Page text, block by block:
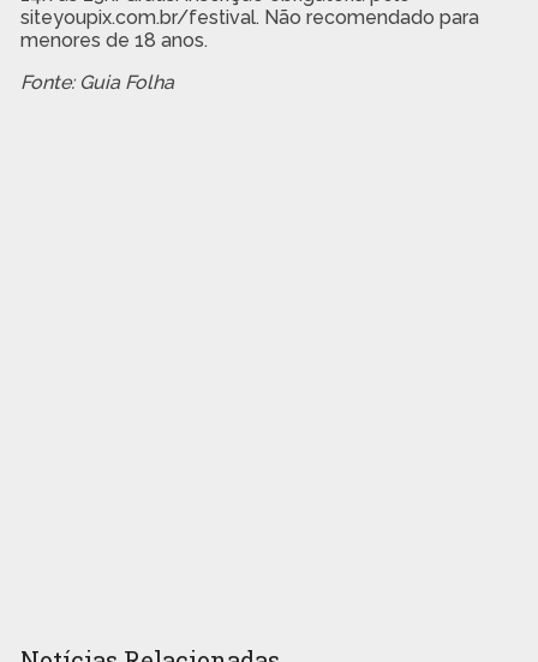
siteyoupix.com.br/festival. Não recomendado para
menores de 18 anos.
Fonte: Guia Folha